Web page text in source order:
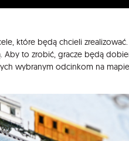
które będą chcieli
Aby to zrobić, gracze będą
wybranym odcinkom na